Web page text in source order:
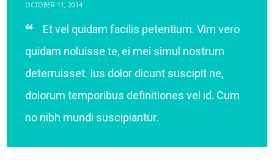
OCTOBER 11, 2014
Et vel quidam facilis petentium. Vim vero
quidam noluisse te, ei mei simul nostrum
deterruisset. Ius dolor dicunt suscipit ne,
dolorum temporibus definitiones vel id. Cum
no nibh mundi suscipiantur.